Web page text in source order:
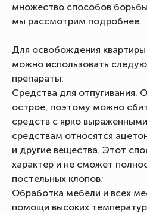
множество способов
мы рассмотрим подробнее.
Для освобождения
можно использовать
препараты:
Средства для отпугивания.
острое, поэтому можно
средств с ярко
средствам относятся
и другие вещества. Этот
характер и не сможет
постельных клопов;
Обработка мебели и всех
помощи высоких